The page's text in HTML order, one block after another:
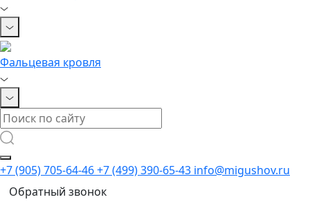
Фальцевая кровля
+7 (905) 705-64-46+7 (499) 390-65-43 info@migushov.ru
Обратный звонок